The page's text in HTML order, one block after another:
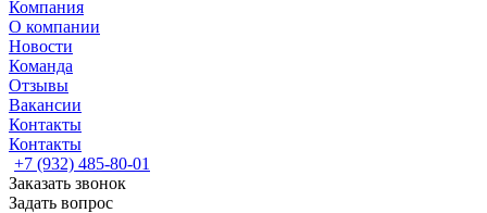
Компания
О компании
Новости
Команда
Отзывы
Вакансии
Контакты
Контакты
+7 (932) 485-80-01
Заказать звонок
Задать вопрос